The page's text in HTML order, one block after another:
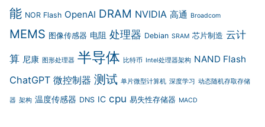
能 NOR Flash OpenAI DRAM NVIDIA 高通 Broadcom
MEMS 图像传感器 电阻 处理器 Debian SRAM 芯片制造 云计
算 尼康 图形处理器 半导体 比特币 Intel处理器架构 NAND Flash
ChatGPT 微控制器 测试 单片微型计算机 深度学习 动态随机存取存储
器 架构 温度传感器 DNS IC cpu 易失性存储器 MACD